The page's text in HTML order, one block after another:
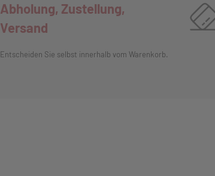
Abholung, Zustellung,
Versand
Entscheiden Sie selbst innerhalb vom Warenkorb.